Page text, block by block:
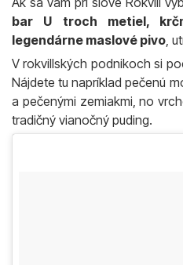
bar U troch metiel,
legendárne maslové pivo ,
V rokvillských podnikoch si
Nájdete tu napríklad pečenú
a pečenými zemiakmi, no
tradičný vianočný puding.